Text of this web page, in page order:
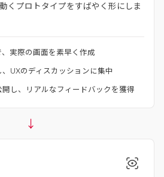
くプロトタイプをすばやく形にしま
実際の画面を素早く作成
UXのディスカッションに集中
し、リアルなフィードバックを獲得
→